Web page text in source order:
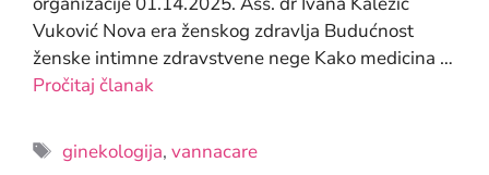
Vuković Nova era ženskog zdravlja Budućnost
ženske intimne zdravstvene nege Kako medicina …
Pročitaj članak
ginekologija,vannacare